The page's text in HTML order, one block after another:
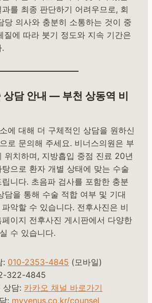
를 최종 판단하기 어려우므로, 회
당 의사와 충분히 소통하는 것이 중
질에 따라 붓기 정도와 지속 기간은
상담 안내 — 부천 상동역 비
에 대해 더 구체적인 상담을 원하신
로 문의해 주세요. 비너스의원은 부
위치하며, 지방흡입 중점 진료 20년
으로 환자 개별 상태에 맞는 수술
니다. 초음파 검사를 포함한 충분
담을 통해 수술 적합 여부 및 기대
악할 수 있습니다. 전후사진은 비
이지 전후사진 게시판에서 다양한
수 있습니다.
: 010-2353-4845 (모바일)
322-4845
상담: 카카오 채널 바로가기
: myvenus.co.kr/counsel